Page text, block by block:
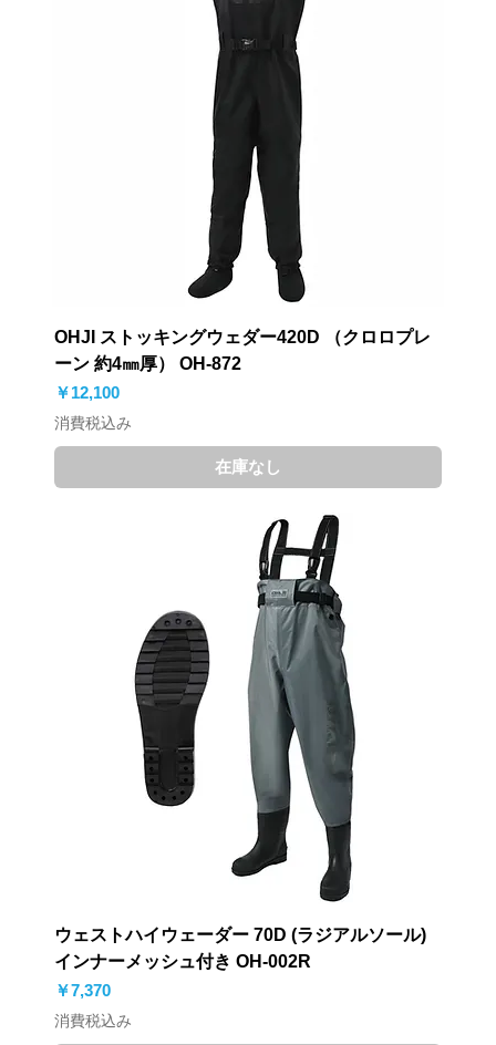
OHJI ストッキングウェダー420D （クロロプレ
ーン 約4㎜厚） OH-872
価格
￥12,100
消費税込み
在庫なし
ウェストハイウェーダー 70D (ラジアルソール)
インナーメッシュ付き OH-002R
価格
￥7,370
消費税込み